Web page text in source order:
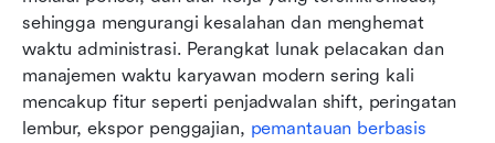
sehingga mengurangi kesalahan dan menghemat
waktu administrasi. Perangkat lunak pelacakan dan
manajemen waktu karyawan modern sering kali
mencakup fitur seperti penjadwalan shift, peringatan
lembur, ekspor penggajian, pemantauan berbasis